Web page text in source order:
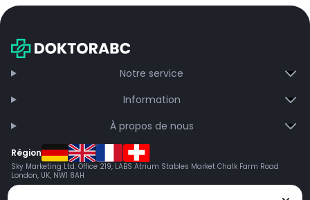
Notre service
Information
À propos de nous
Région
Sky Marketing Ltd. Office 219, LABS Atrium Stables Market Chalk Farm Road
London, UK, NW1 8AH